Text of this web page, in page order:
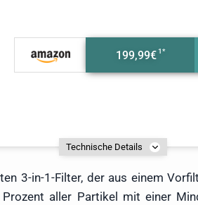
199,99€
Technische Details
3-in-1-Filter, der aus einem
aller Partikel mit einer